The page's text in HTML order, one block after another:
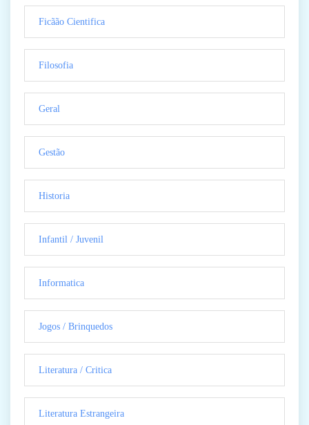
Ficãão Cientifica
Filosofia
Geral
Gestão
Historia
Infantil / Juvenil
Informatica
Jogos / Brinquedos
Literatura / Critica
Literatura Estrangeira